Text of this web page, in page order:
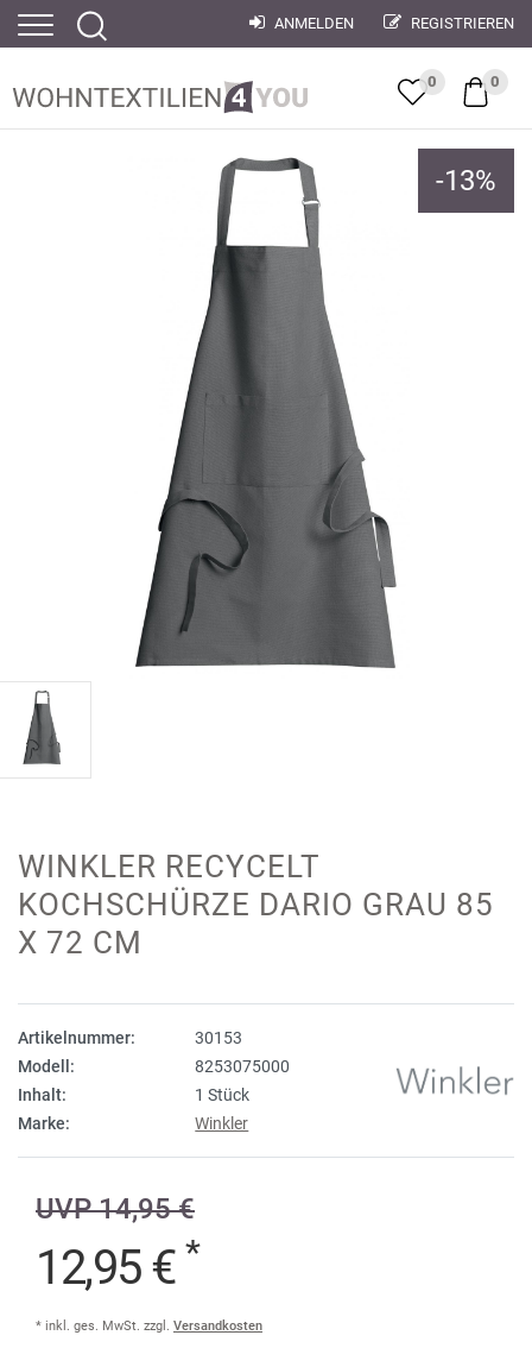
ANMELDEN REGISTRIEREN
0 0
-13%
WINKLER RECYCELT
KOCHSCHÜRZE DARIO GRAU 85
X 72 CM
Artikelnummer:
30153
Modell:
8253075000
Inhalt:
1 Stück
Marke:
Winkler
UVP 14,95 €
12,95 € *
* inkl. ges. MwSt. zzgl. Versandkosten